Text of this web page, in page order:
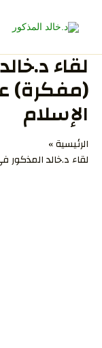
لقاء
(مفكرة)
الإسلام
الرئيسية
لقاء د.خالد